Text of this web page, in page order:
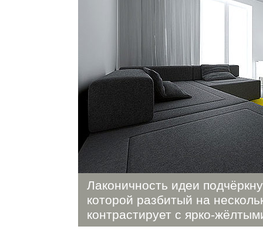
Лаконичность идеи
которой разбитый на
контрастирует с ярко-